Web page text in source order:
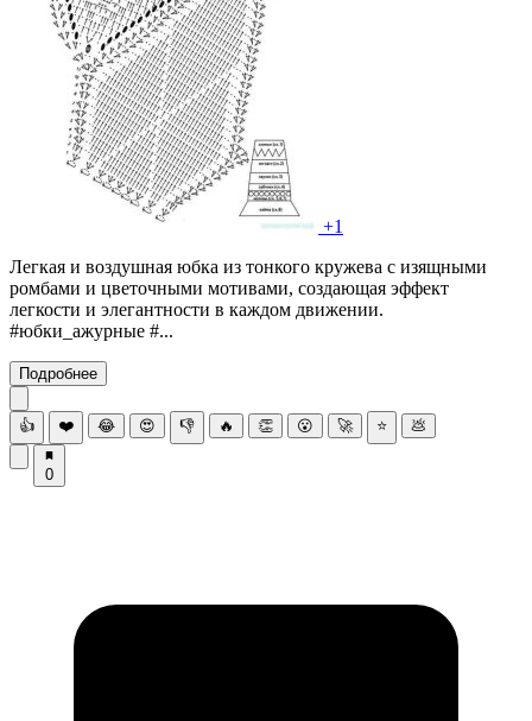
+1
Легкая и воздушная юбка из тонкого кружева с изящными
ромбами и цветочными мотивами, создающая эффект
легкости и элегантности в каждом движении.
#юбки_ажурные #...
Подробнее
👍 ❤️ 😂 😍 👎 🔥 👏 😮 🚀 ⭐ 💩
0